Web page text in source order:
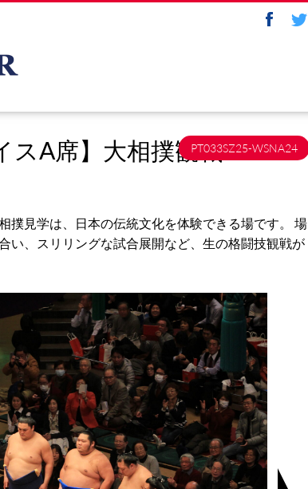
A席】大相撲観戦PT033SZ25-WSNA24
撲見学は、日本の伝統文化を体験できる場です。 場
い、スリリングな試合展開など、生の格闘技観戦が